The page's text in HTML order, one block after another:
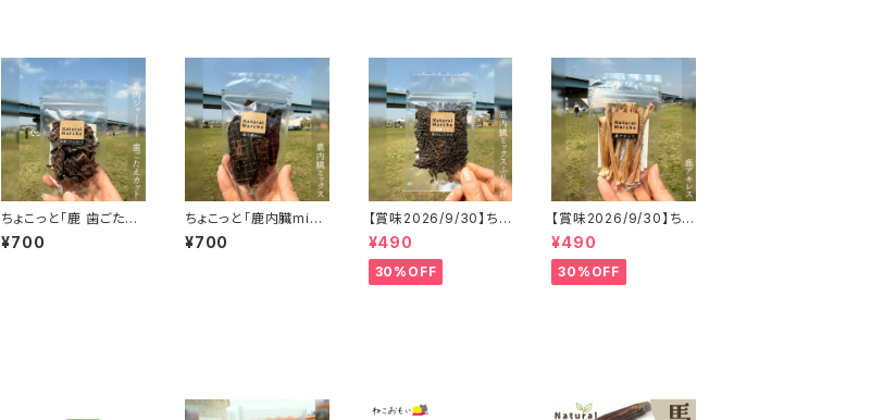
ちょこっと「鹿 歯ごたえ
カット」ジビエ鹿 おやつ
¥700
ちょこっと「鹿内臓mix
ジャーキー」ジビエ鹿
おやつ
¥700
【賞味2026/9/30】ちょ
こっと「鹿内臓mixふり
かけ」ジビエ鹿 おやつ
¥490
30%OFF
【賞味2026/9/30】ちょ
こっと「鹿アキレス」ジビ
エ鹿 おやつ
¥490
30%OFF